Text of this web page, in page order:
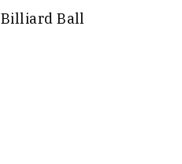
Billiard Ball